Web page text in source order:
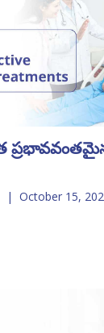
| October 15,